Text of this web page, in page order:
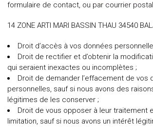
formulaire de contact, ou par courrier
14 ZONE ARTI MARI BASSIN THAU 34540
Droit d’accès à vos données
Droit de rectifier et d’obtenir la
qui seraient inexactes ou incomplètes ;
Droit de demander l’effacement de vos
personnelles, sauf si nous avons des
légitimes de les conserver ;
Droit de vous opposer à leur traitement
limitation, sauf si nous avons un intérêt